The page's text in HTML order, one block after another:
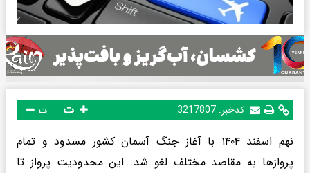
کدخبر: 3217807 ت
نهم اسفند ۱۴۰۴ با آغاز جنگ آسمان کشور مسدود و تمام
پروازها به مقاصد مختلف لغو شد. این محدودیت پرواز تا